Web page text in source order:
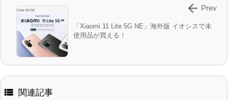
「Xiaomi 11 Lite 5G NE」海外版 イオシスで未
使用品が買える！
 Prev
 関連記事